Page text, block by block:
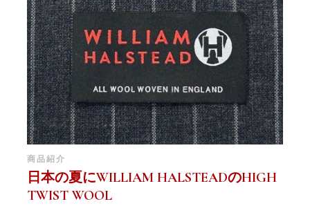
商品紹介
日本の夏にWILLIAM HALSTEADのHIGH
TWIST WOOL